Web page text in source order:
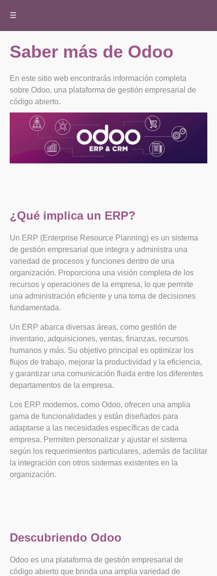
☰
Saber más de Odoo
En este sitio web encontrarás información completa
sobre Odoo, una plataforma de gestión empresarial de
código abierto.
¿Qué implica un ERP?
Un ERP (Enterprise Resource Planning) es un sistema
de gestión empresarial que integra y administra una
variedad de procesos y funciones dentro de una
organización. Proporciona una visión completa de los
recursos y operaciones de la empresa, lo que permite
una administración eficiente y una toma de decisiones
fundamentada.
Un ERP abarca diversas áreas, como gestión de
inventario, adquisiciones, ventas, finanzas, recursos
humanos y más. Su objetivo principal es optimizar los
flujos de trabajo, mejorar la productividad y la eficiencia,
y garantizar una comunicación fluida entre los diferentes
departamentos de la empresa.
Los ERP modernos, como Odoo, ofrecen una amplia
gama de funcionalidades y están diseñados para
adaptarse a las necesidades específicas de cada
empresa. Permiten personalizar y ajustar el sistema
según los requerimientos particulares, además de facilitar
la integración con otros sistemas existentes en la
organización.
Descubriendo Odoo
Odoo es una plataforma de gestión empresarial de
código abierto que brinda una amplia variedad de